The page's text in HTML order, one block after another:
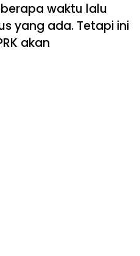
waktu lalu
yang ada. Tetapi ini
akan